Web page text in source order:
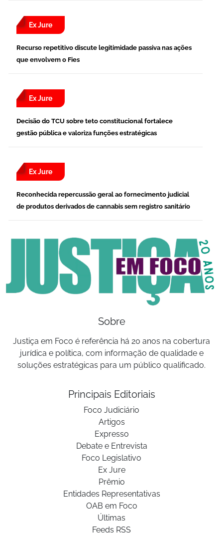
Ex Jure
Recurso repetitivo discute legitimidade passiva nas ações
que envolvem o Fies
Ex Jure
Decisão do TCU sobre teto constitucional fortalece
gestão pública e valoriza funções estratégicas
Ex Jure
Reconhecida repercussão geral ao fornecimento judicial
de produtos derivados de cannabis sem registro sanitário
Sobre
Justiça em Foco é referência há 20 anos na cobertura
jurídica e política, com informação de qualidade e
soluções estratégicas para um público qualificado.
Principais Editoriais
Foco Judiciário
Artigos
Expresso
Debate e Entrevista
Foco Legislativo
Ex Jure
Prêmio
Entidades Representativas
OAB em Foco
Últimas
Feeds RSS